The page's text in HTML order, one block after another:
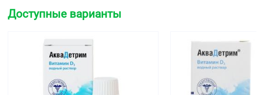
Доступные варианты